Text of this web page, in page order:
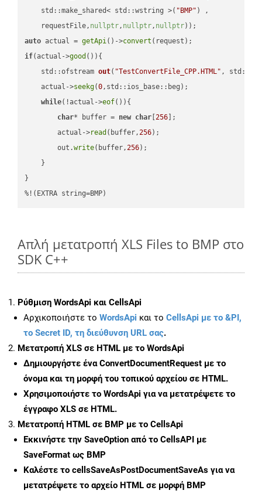
    std::make_shared< std::wstring >(
"BMP" ) ,
    requestFile,
nullptr, nullptr, nullptr))
auto actual = getApi()->convert
if(actual->good ()){
std::ofstream out( "TestConvertFile_CPP.HTML" ,
    actual->
seekg(0,std::ios_base::beg);
while(!actual->eof()){
char* buffer = new char [256 ];
        actual->
read (buffer,256);
        out.
write(buffer,256);
    }
}
%!(EXTRA string=BMP)
Απλή μετατροπή XLS Files to BMP στο
SDK C++
Ρύθμιση WordsApi και CellsApi
Αρχικοποιήστε το WordsApi και το CellsApi με το &PI,
το Secret ID, τη διεύθυνση URL σας.
Μετατροπή XLS σε HTML με το WordsApi
Δημιουργήστε έναConvertDocumentRequest με το
όνομα και τη μορφή του τοπικού αρχείου σε HTML.
Χρησιμοποιήστε το WordsApi για να μετατρέψετε το
έγγραφο XLS σε HTML.
Μετατροπή HTML σε BMP με το CellsApi
Εκκινήστε την SaveOption από το CellsAPI με
SaveFormat ως BMP
Καλέστε το cellsSaveAsPostDocumentSaveAs για να
μετατρέψετε το αρχείο HTML σε μορφή BMP